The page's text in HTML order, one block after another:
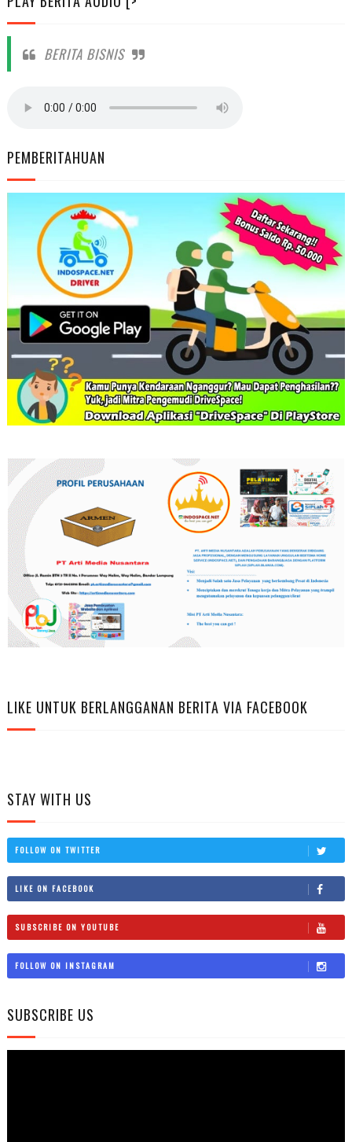
BERITA BISNIS
PEMBERITAHUAN
LIKE UNTUK BERLANGGANAN BERITA VIA FACEBOOK
STAY WITH US
FOLLOW ON TWITTER
LIKE ON FACEBOOK
SUBSCRIBE ON YOUTUBE
FOLLOW ON INSTAGRAM
SUBSCRIBE US